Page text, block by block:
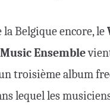
la Belgique encore, le
Ensemble
troisième album
lequel les